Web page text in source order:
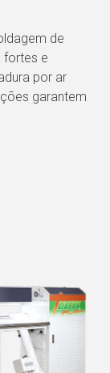
de
fortes e
por ar
garantem